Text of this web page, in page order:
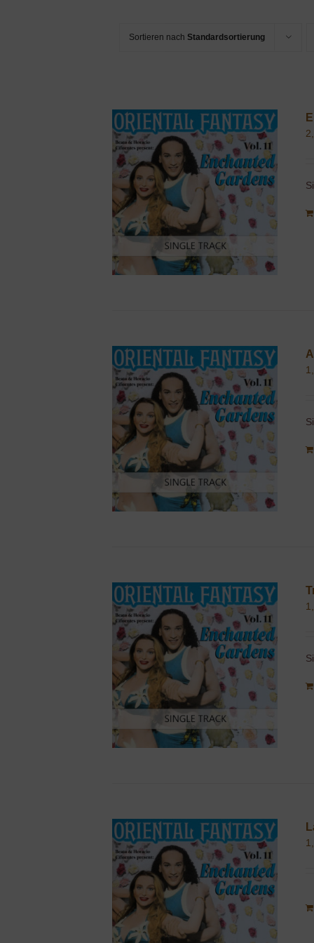
Sortieren nach Standardsortierung